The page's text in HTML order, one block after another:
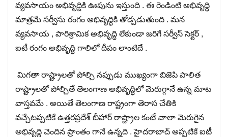
వ్యవసాయం అభివృద్దికి ఊపును ఇస్తుంది . ఈ రెండింటి అభివృద్ధి
మాత్రమే సర్వీసు రంగం అభివృద్ధికి తోడ్పడుతుంది . మన
వ్యవసాయ , పారిశ్రామిక అభివృద్ధి లేకుండా జరిగే సర్వీస్ సెక్టర్ ,
ఐటీ రంగం అభివృద్ధి గాలిలో దీపం లాంటిదే .
మిగతా రాష్ట్రాలతో పోల్చి నప్పుడు ముఖ్యంగా బిజెపి పాలిత
రాష్ట్రాలతో పోల్చితే తెలంగాణ అభివృద్ధిలో మెరుగ్గానే ఉన్న మాట
వాస్తవమే . అయితే తెలంగాణ రాష్ట్రంగా తెరాస చేతికి
వచ్చేటప్పటికే ఉత్తరప్రదేశ్ బీహార్ రాష్ట్రాల కంటే చాలా మెరుగైన
అభివృద్ధి చెందిన ప్రాంతం గానే ఉన్నది . హైదరాబాద్ అప్పటికే ఐటీ